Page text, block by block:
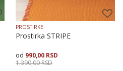
PROSTIRKE
Prostirka STRIPE
990,00 RSD
1.390,00RSD